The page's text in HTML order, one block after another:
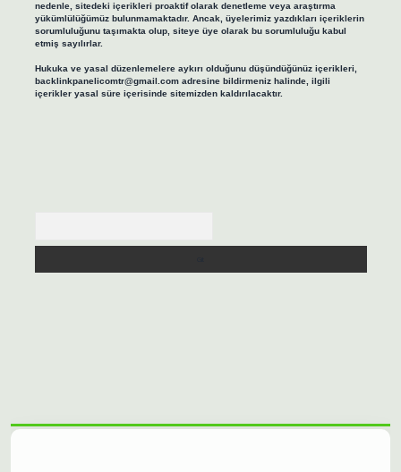
nedenle, sitedeki içerikleri proaktif olarak denetleme veya araştırma
yükümlülüğümüz bulunmamaktadır. Ancak, üyelerimiz yazdıkları içeriklerin
sorumluluğunu taşımakta olup, siteye üye olarak bu sorumluluğu kabul
etmiş sayılırlar.
Hukuka ve yasal düzenlemelere aykırı olduğunu düşündüğünüz içerikleri,
backlinkpanelicomtr@gmail.comadresine bildirmeniz halinde, ilgili
içerikler yasal süre içerisinde sitemizden kaldırılacaktır.